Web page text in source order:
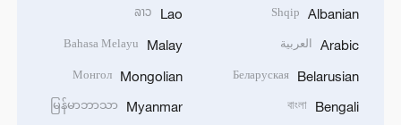
Albanian
Shqip
Arabic العربية
Belarusian
Беларуская
Bengali
বাংলা
Lao
ລາວ
Malay
Bahasa Melayu
Mongolian
Монгол
Myanmar
မြန်မာဘာသာ